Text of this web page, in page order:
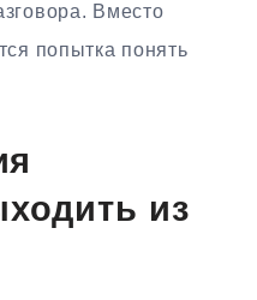
Вместо
попытка понять
из